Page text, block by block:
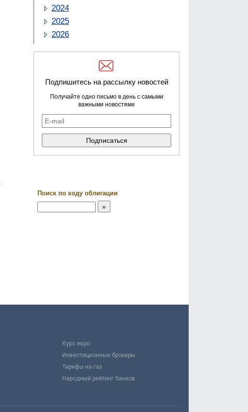
2024
2025
2026
Подпишитесь на рассылку новостей
Получайте одно письмо в день с самыми
важными новостями
Поиск по коду облигации
Курс евро
Инвестиционные брокеры
Тарифы на газ
Народный рейтинг банков